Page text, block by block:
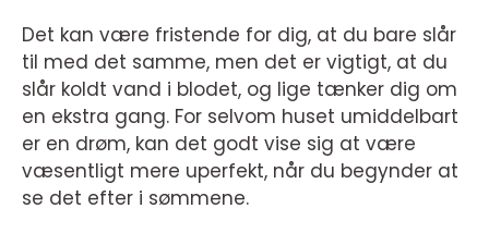
Det kan være fristende for dig, at du bare slår
til med det samme, men det er vigtigt, at du
slår koldt vand i blodet, og lige tænker dig om
en ekstra gang. For selvom huset umiddelbart
er en drøm, kan det godt vise sig at være
væsentligt mere uperfekt, når du begynder at
se det efter i sømmene.